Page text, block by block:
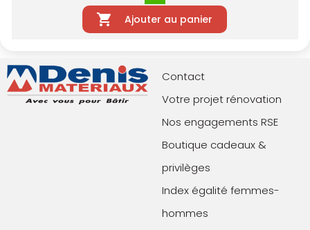
Ajouter au panier
Contact
Votre projet rénovation
Nos engagements RSE
Boutique cadeaux &
privilèges
Index égalité femmes-
hommes